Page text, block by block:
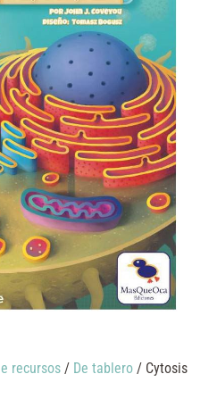
recursos / De tablero / Cytosis